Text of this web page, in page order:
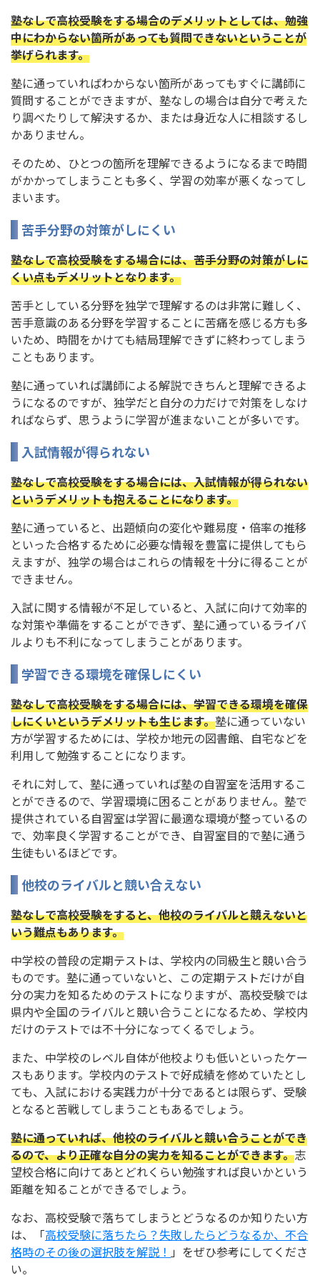
塾なしで高校受験をする場合のデメリットとしては、勉強
中にわからない箇所があっても質問できないということが
挙げられます。
塾に通っていればわからない箇所があってもすぐに講師に
質問することができますが、塾なしの場合は自分で考えた
り調べたりして解決するか、または身近な人に相談するし
かありません。
そのため、ひとつの箇所を理解できるようになるまで時間
がかかってしまうことも多く、学習の効率が悪くなってし
まいます。
苦手分野の対策がしにくい
塾なしで高校受験をする場合には、苦手分野の対策がしに
くい点もデメリットとなります。
苦手としている分野を独学で理解するのは非常に難しく、
苦手意識のある分野を学習することに苦痛を感じる方も多
いため、時間をかけても結局理解できずに終わってしまう
こともあります。
塾に通っていれば講師による解説できちんと理解できるよ
うになるのですが、独学だと自分の力だけで対策をしなけ
ればならず、思うように学習が進まないことが多いです。
入試情報が得られない
塾なしで高校受験をする場合には、入試情報が得られない
というデメリットも抱えることになります。
塾に通っていると、出題傾向の変化や難易度・倍率の推移
といった合格するために必要な情報を豊富に提供してもら
えますが、独学の場合はこれらの情報を十分に得ることが
できません。
入試に関する情報が不足していると、入試に向けて効率的
な対策や準備をすることができず、塾に通っているライバ
ルよりも不利になってしまうことがあります。
学習できる環境を確保しにくい
塾なしで高校受験をする場合には、学習できる環境を確保
しにくいというデメリットも生じます。塾に通っていない
方が学習するためには、学校か地元の図書館、自宅などを
利用して勉強することになります。
それに対して、塾に通っていれば塾の自習室を活用するこ
とができるので、学習環境に困ることがありません。塾で
提供されている自習室は学習に最適な環境が整っているの
で、効率良く学習することができ、自習室目的で塾に通う
生徒もいるほどです。
他校のライバルと競い合えない
塾なしで高校受験をすると、他校のライバルと競えないと
いう難点もあります。
中学校の普段の定期テストは、学校内の同級生と競い合う
ものです。塾に通っていないと、この定期テストだけが自
分の実力を知るためのテストになりますが、高校受験では
県内や全国のライバルと競い合うことになるため、学校内
だけのテストでは不十分になってくるでしょう。
また、中学校のレベル自体が他校よりも低いといったケー
スもあります。学校内のテストで好成績を修めていたとし
ても、入試における実践力が十分であるとは限らず、受験
となると苦戦してしまうこともあるでしょう。
塾に通っていれば、他校のライバルと競い合うことができ
るので、より正確な自分の実力を知ることができます。志
望校合格に向けてあとどれくらい勉強すれば良いかという
距離を知ることができるでしょう。
なお、高校受験で落ちてしまうとどうなるのか知りたい方
は、「高校受験に落ちたら？失敗したらどうなるか、不合
格時のその後の選択肢を解説！ 」をぜひ参考にしてくださ
い。